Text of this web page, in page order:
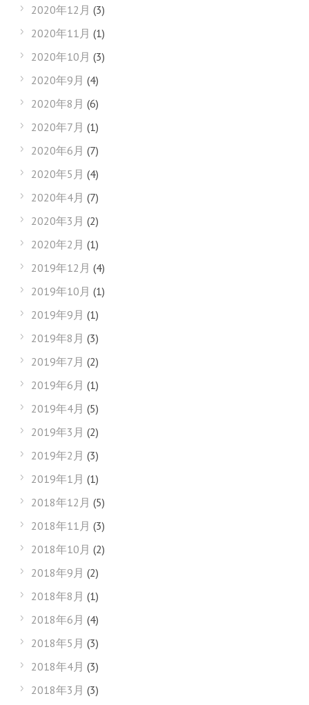
2020年12月 (3)
2020年11月 (1)
2020年10月 (3)
2020年9月 (4)
2020年8月 (6)
2020年7月 (1)
2020年6月 (7)
2020年5月 (4)
2020年4月 (7)
2020年3月 (2)
2020年2月 (1)
2019年12月 (4)
2019年10月 (1)
2019年9月 (1)
2019年8月 (3)
2019年7月 (2)
2019年6月 (1)
2019年4月 (5)
2019年3月 (2)
2019年2月 (3)
2019年1月 (1)
2018年12月 (5)
2018年11月 (3)
2018年10月 (2)
2018年9月 (2)
2018年8月 (1)
2018年6月 (4)
2018年5月 (3)
2018年4月 (3)
2018年3月 (3)